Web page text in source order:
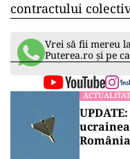
contractului
Vrei să fii mereu
Puterea.ro și pe